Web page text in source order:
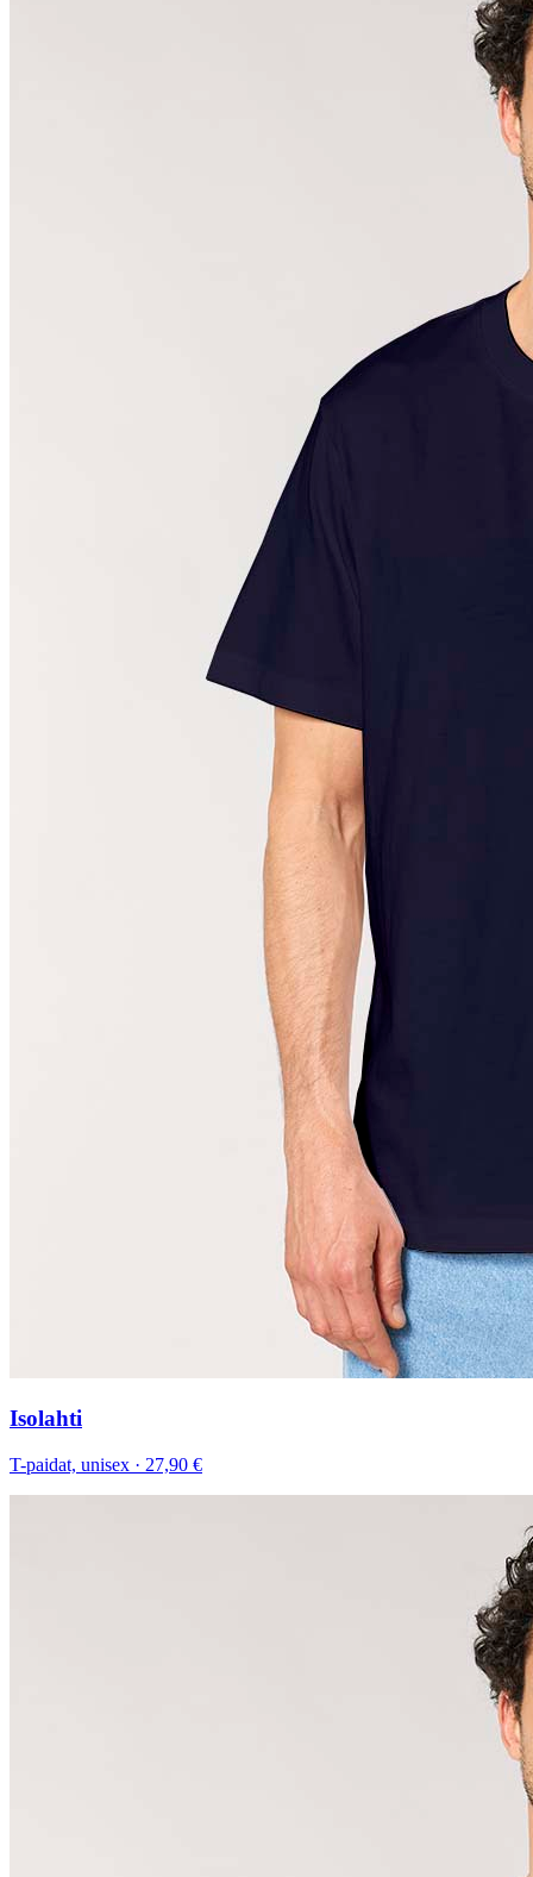
Isolahti
T-paidat, unisex · 27,90 €